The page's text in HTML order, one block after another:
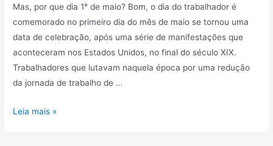
Mas, por que dia 1° de maio? Bom, o dia do trabalhador é
comemorado no primeiro dia do mês de maio se tornou uma
data de celebração, após uma série de manifestações que
aconteceram nos Estados Unidos, no final do século XIX.
Trabalhadores que lutavam naquela época por uma redução
da jornada de trabalho de …
Leia mais »